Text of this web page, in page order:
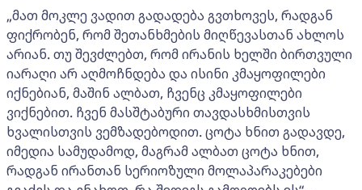
„მათ მოკლე ვადით გადადება გვთხოვეს, რადგან
ფიქრობენ, რომ შეთანხმების მიღწევასთან ახლოს
არიან. თუ შევძლებთ, რომ ირანის ხელში ბირთვული
იარაღი არ აღმოჩნდება და ისინი კმაყოფილები
იქნებიან, მაშინ ალბათ, ჩვენც კმაყოფილები
ვიქნებით. ჩვენ მასშტაბური თავდასხმისთვის
ხვალისთვის ვემზადებოდით. ცოტა ხნით გადავდე,
იმედია სამუდამოდ, მაგრამ ალბათ ცოტა ხნით,
რადგან ირანთან სერიოზული მოლაპარაკებები